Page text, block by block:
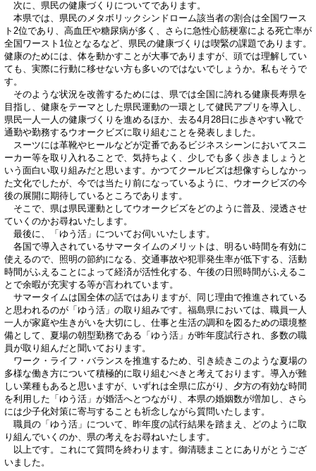
次に、県民の健康づくりについてであります。
本県では、県民のメタボリックシンドローム該当者の割合は全国ワース
ト2位であり、高血圧や糖尿病が多く、さらに急性心筋梗塞による死亡率が
全国ワースト1位となるなど、県民の健康づくりは喫緊の課題であります。
健康のためには、体を動かすことが大事でありますが、頭では理解してい
ても、実際に行動に移せない方も多いのではないでしょうか。私もそうで
す。
そのような状況を改善するためには、県では全国に誇れる健康長寿県を
目指し、健康をテーマとした県民運動の一環として健民アプリを導入し、
県民一人一人の健康づくりを進めるほか、去る4月28日に歩きやすい靴で
通勤や勤務するウオークビズに取り組むことを発表しました。
スーツには革靴やヒールなどが定番であるビジネスシーンにおいてスニ
ーカー等を取り入れることで、気持ちよく、少しでも多く歩きましょうと
いう面白い取り組みだと思います。かつてクールビズは想像すらしなかっ
た文化でしたが、今では当たり前になっているように、ウオークビズの今
後の展開に期待しているところであります。
そこで、県は県民運動としてウオークビズをどのように普及、浸透させ
ていくのかお尋ねいたします。
最後に、「ゆう活」についてお伺いいたします。
各国で導入されているサマータイムのメリットは、明るい時間を有効に
使えるので、照明の節約になる、交通事故や犯罪発生率が低下する、活動
時間がふえることによって経済が活性化する、午後の日照時間がふえるこ
とで余暇が充実する等が言われています。
サマータイムは国全体の話ではありますが、同じ理由で推進されている
と思われるのが「ゆう活」の取り組みです。福島県においては、職員一人
一人が家庭や生きがいを大切にし、仕事と生活の調和を図るための環境整
備として、夏場の朝型勤務である「ゆう活」が昨年度試行され、多数の職
員が取り組んだと聞いております。
ワーク・ライフ・バランスを推進するため、引き続きこのような夏場の
多様な働き方について積極的に取り組むべきと考えております。導入が難
しい業種もあると思いますが、いずれは全県に広がり、夕方の有効な時間
を利用した「ゆう活」が婚活へとつながり、本県の婚姻数が増加し、さら
には少子化対策に寄与することも祈念しながら質問いたします。
職員の「ゆう活」について、昨年度の試行結果を踏まえ、どのように取
り組んでいくのか、県の考えをお尋ねいたします。
以上です。これにて質問を終わります。御清聴まことにありがとうござ
いました。